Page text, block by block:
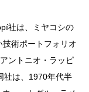
社は、ミヤコシの
術ポートフォリオ
ントニオ・ラッピ
社は、1970年代半